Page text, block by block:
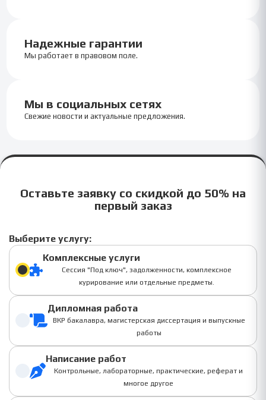
Надежные гарантии
Мы работает в правовом поле.
Мы в социальных сетях
Свежие новости и актуальные предложения.
Оставьте заявку со скидкой до 50% на
первый заказ
Выберите услугу:
Комплексные услуги
Сессия "Под ключ", задолженности, комплексное
курирование или отдельные предметы.
Дипломная работа
ВКР бакалавра, магистерская диссертация и выпускные
работы
Написание работ
Контрольные, лабораторные, практические, реферат и
многое другое